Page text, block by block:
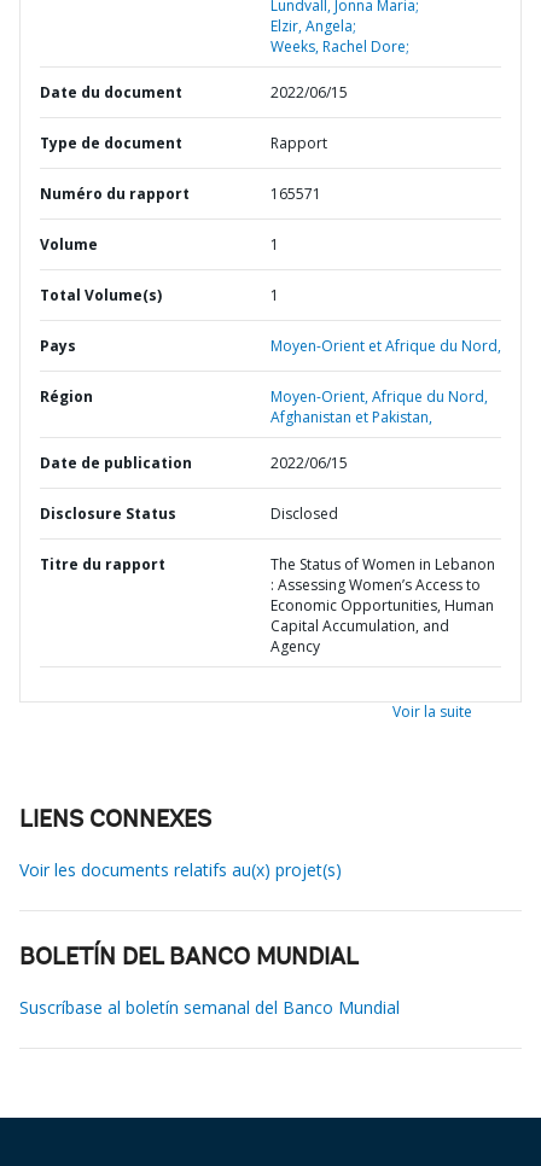
Lundvall, Jonna Maria;
Elzir, Angela;
Weeks, Rachel Dore;
Date du document 2022/06/15
Type de document Rapport
Numéro du rapport 165571
Volume 1
Total Volume(s) 1
Pays Moyen-Orient et Afrique du Nord,
Région
Moyen-Orient, Afrique du Nord,
Afghanistan et Pakistan,
Date de publication 2022/06/15
Disclosure Status Disclosed
Titre du rapport
The Status of Women in Lebanon
: Assessing Women’s Access to
Economic Opportunities, Human
Capital Accumulation, and
Agency
Voir la suite
LIENS CONNEXES
Voir les documents relatifs au(x) projet(s)
BOLETÍN DEL BANCO MUNDIAL
Suscríbase al boletín semanal del Banco Mundial